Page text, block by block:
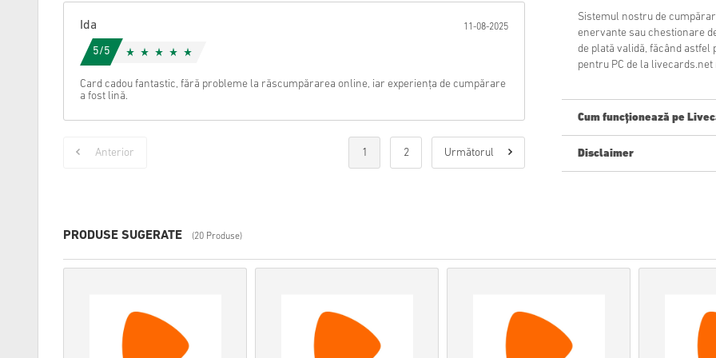
Ida 11-08-2025
5/5
Card cadou fantastic, fără probleme la răscumpărarea online, iar experiența de cumpărare
a fost lină.
Anterior 1 2 Următorul
Sistemul nostru de
enervante sau chestionare
de plată validă, făcând astfel
pentru PC de la livecards.net
Cum funcționează pe
Ești nou pe Livecards.net?
Disclaimer
Pentru mai multe
Aceste coduri
Aceste coduri nu au o
Conținut descărcabil
PRODUSE SUGERATE (20 Produse)